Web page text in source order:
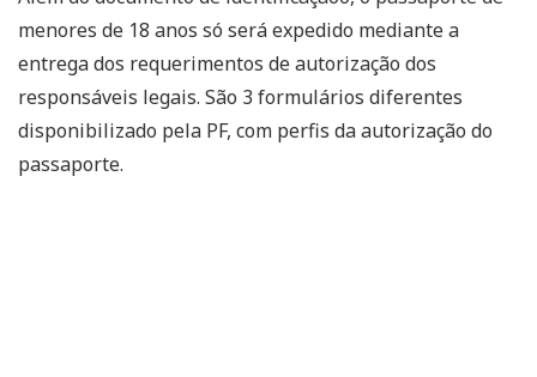
menores de 18 anos só será expedido mediante a
entrega dos requerimentos de autorização dos
responsáveis legais. São 3 formulários diferentes
disponibilizado pela PF, com perfis da autorização do
passaporte.